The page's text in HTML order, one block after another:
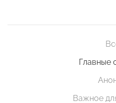
Главные
Важное